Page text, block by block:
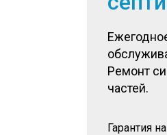
Ремонт
частей.
Гарантия